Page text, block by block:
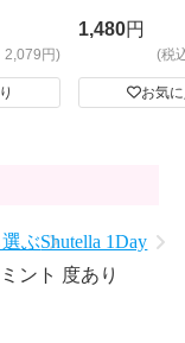
ス
2,079円)
1,480円
(税
お気
ぶShutella 1Day
ント 度あり